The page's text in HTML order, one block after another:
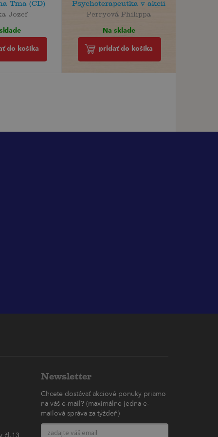
Tma (CD)
Jozef
do košíka
Psychoterapeutka v akcii
Perryová Philippa
Na sklade
pridať do košíka
čl.13
Newsletter
Chcete dostávať akciové ponuky priamo
na váš e-mail? (maximálne jedna e-
mailová správa za týždeň)